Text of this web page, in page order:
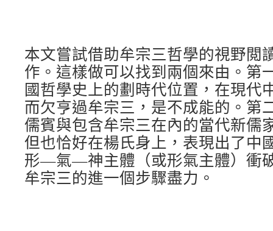
本文嘗試借助牟宗三哲學的視野閲
作。這樣做可以找到兩個來由。第
國哲學史上的劃時代位置，在現代
而欠亨過牟宗三，是不成能的。第
儒賓與包含牟宗三在內的當代新儒
但也恰好在楊氏身上，表現出了中
形—氣—神主體（或形氣主體）衝
牟宗三的進一個步驟盡力。